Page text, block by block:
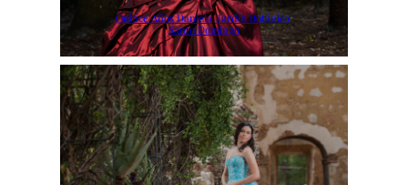
Quince Años Daniela, Jardín Botánico,
Santo Domingo